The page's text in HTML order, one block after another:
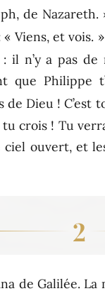
de Nazareth.
Viens, et vois. »
il n’y a pas de
que Philippe
Dieu ! C’est
crois ! Tu
ouvert, et
2
de Galilée. La